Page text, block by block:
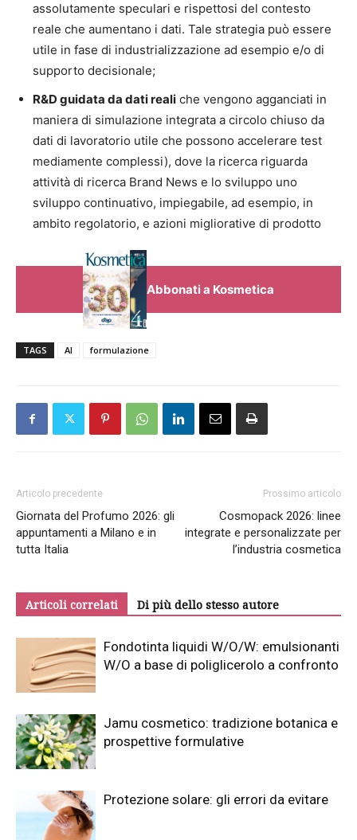
assolutamente speculari e rispettosi del contesto
reale che aumentano i dati. Tale strategia può essere
utile in fase di industrializzazione ad esempio e/o di
supporto decisionale;
R&D guidata da dati reali che vengono agganciati in
maniera di simulazione integrata a circolo chiuso da
dati di lavoratorio utile che possono accelerare test
mediamente complessi), dove la ricerca riguarda
attività di ricerca Brand News e lo sviluppo uno
sviluppo continuativo, impiegabile, ad esempio, in
ambito regolatorio, e azioni migliorative di prodotto
Abbonati a Kosmetica
TAGS AI formulazione
Articolo precedente
Giornata del Profumo 2026: gli
appuntamenti a Milano e in
tutta Italia
Prossimo articolo
Cosmopack 2026: linee
integrate e personalizzate per
l’industria cosmetica
Articoli correlati Di più dello stesso autore
Fondotinta liquidi W/O/W: emulsionanti
W/O a base di poliglicerolo a confronto
Jamu cosmetico: tradizione botanica e
prospettive formulative
Protezione solare: gli errori da evitare